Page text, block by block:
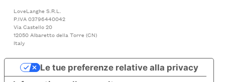
LoveLanghe S.R.L.
P.IVA 03796440042
Via Castello 20
12050 Albaretto della Torre (CN)
Italy
Le tue preferenze relative alla privacy